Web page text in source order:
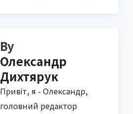
By
Олександр
Дихтярук
Привіт, я - Олександр,
головний редактор